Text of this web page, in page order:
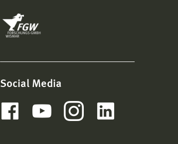
Social Media